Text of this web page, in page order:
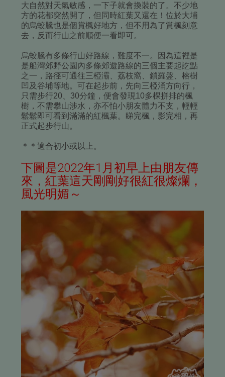
大自然對天氣敏感，一下子就會換裝的了。不少地
方的花都突然開了，但同時紅葉又還在！位於大埔
的烏蛟騰也是個賞楓好地方，但不用為了賞楓刻意
去，反而行山之前順便一看即可。
烏蛟騰有多條行山好路線，難度不一。因為這裡是
是船灣郊野公園內多條郊遊路線的三個主要起訖點
之一，路徑可通往三椏灞、荔枝窩、鎖羅盤、榕樹
凹及谷埔等地。可在起步前，先向三椏涌方向行，
只需步行20、30分鐘，便會發現10多棵拼排的楓
樹，不需攀山涉水，亦不怕小朋友體力不支，輕輕
鬆鬆即可看到滿滿的紅楓葉。睇完楓，影完相，再
正式起步行山。
＊＊適合初小或以上。
下圖是2022年1月初早上由朋友傳
來，紅葉這天剛剛好很紅很燦爛，
風光明媚～